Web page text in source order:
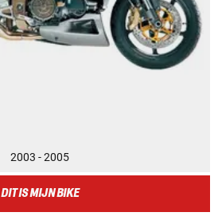
2003 - 2005
DIT IS MIJN BIKE